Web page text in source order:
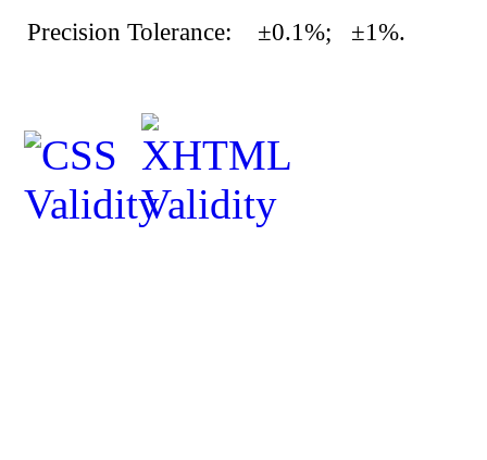
Precision Tolerance: ±0.1%; ±1%.